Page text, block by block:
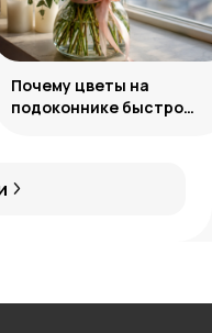
Почему цветы на
подоконнике быстро